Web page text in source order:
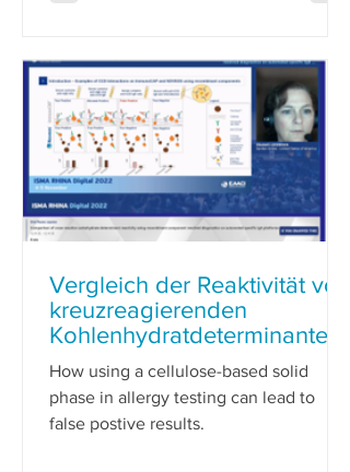
Vergleich der Reaktivität von
kreuzreagierenden
Kohlenhydratdeterminanten
mittels rekombinanter
How using a cellulose-based solid
phase in allergy testing can lead to
false postive results.